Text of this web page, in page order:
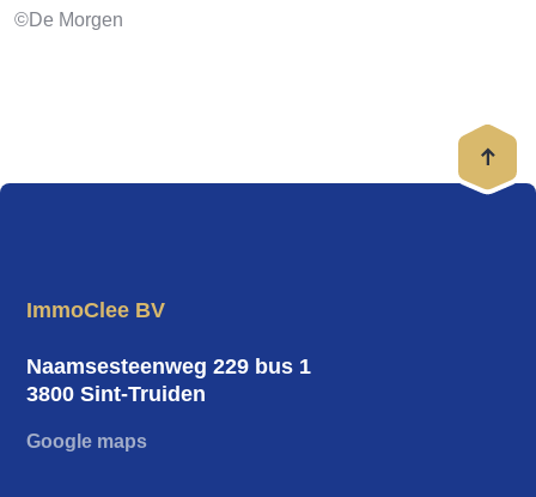
©De Morgen
ImmoClee BV
Naamsesteenweg 229 bus 1
3800 Sint-Truiden
Google maps